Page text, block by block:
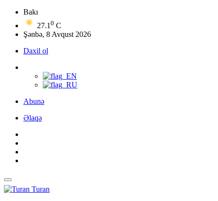
Bakı
27.1 0 C
Şənbə, 8 Avqust 2026
Daxil ol
Abunə
Əlaqə
Turan